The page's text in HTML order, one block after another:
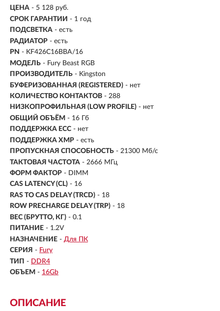
ЦЕНА - 5 128 руб.
СРОК ГАРАНТИИ - 1 год
ПОДСВЕТКА - есть
РАДИАТОР - есть
PN - KF426C16BBA/16
МОДЕЛЬ - Fury Beast RGB
ПРОИЗВОДИТЕЛЬ - Kingston
БУФЕРИЗОВАННАЯ (REGISTERED) - нет
КОЛИЧЕСТВО КОНТАКТОВ - 288
НИЗКОПРОФИЛЬНАЯ (LOW PROFILE) - нет
ОБЩИЙ ОБЪЁМ - 16 Гб
ПОДДЕРЖКА ECC - нет
ПОДДЕРЖКА XMP - есть
ПРОПУСКНАЯ СПОСОБНОСТЬ - 21300 Мб/с
ТАКТОВАЯ ЧАСТОТА - 2666 МГц
ФОРМ ФАКТОР - DIMM
CAS LATENCY (CL) - 16
RAS TO CAS DELAY (TRCD) - 18
ROW PRECHARGE DELAY (TRP) - 18
ВЕС (БРУТТО, КГ) - 0.1
ПИТАНИЕ - 1.2V
НАЗНАЧЕНИЕ - Для ПК
СЕРИЯ - Fury
ТИП - DDR4
ОБЪЕМ - 16Gb
ОПИСАНИЕ